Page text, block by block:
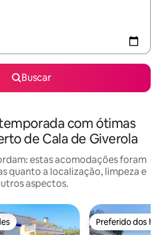
Buscar
com ótimas
de Cala de Giverola
estas acomodações foram
quanto a localização, limpeza e
aspectos.
Preferido dos
Preferido dos